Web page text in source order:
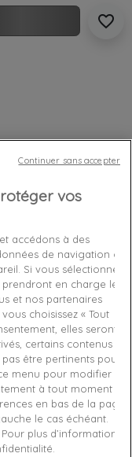
favorite_border
vos
accédons à des
de navigation ou
Si vous sélectionnez
en charge les
et nos partenaires
choisissez « Tout
elles seront
certains contenus et
être pertinents pour
menu pour modifier
à tout moment
en bas de la page
le cas échéant.
plus d’informations,
Continuer sans accepter